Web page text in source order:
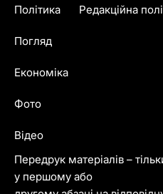
Передрук матеріалів –
у першому або
Політика
Погляд
Економіка
Фото
Відео
Редакційна